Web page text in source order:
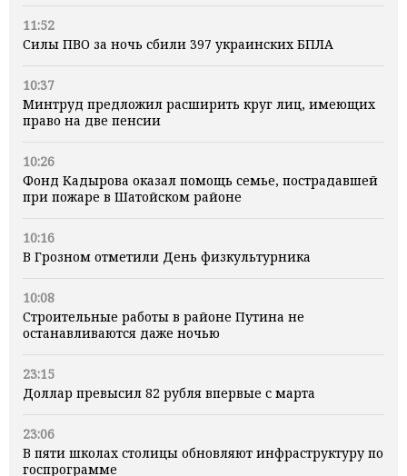
11:52
Силы ПВО за ночь сбили 397 украинских БПЛА
10:37
Минтруд предложил расширить круг лиц, имеющих
право на две пенсии
10:26
Фонд Кадырова оказал помощь семье, пострадавшей
при пожаре в Шатойском районе
10:16
В Грозном отметили День физкультурника
10:08
Строительные работы в районе Путина не
останавливаются даже ночью
23:15
Доллар превысил 82 рубля впервые с марта
23:06
В пяти школах столицы обновляют инфраструктуру по
госпрограмме